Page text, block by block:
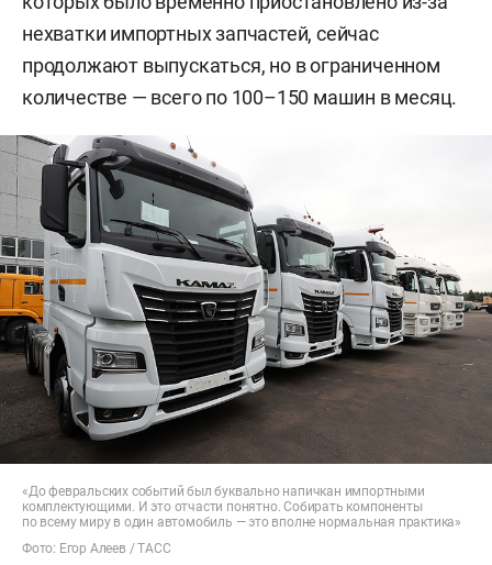
нехватки импортных запчастей, сейчас
продолжают выпускаться, но в ограниченном
количестве — всего по 100–150 машин в месяц.
«До февральских событий был буквально напичкан импортными
комплектующими. И это отчасти понятно. Собирать компоненты
по всему миру в один автомобиль — это вполне нормальная практика»
Фото: Егор Алеев / ТАСС